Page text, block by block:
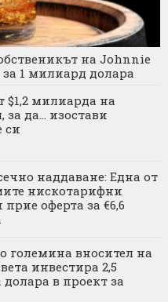
на Johnnie
1 милиард долара
$1,2 милиарда на
да... изостави
си
наддаване: Една от
нискотарифни
оферта за €6,6
големина вносител на
инвестира 2,5
в проект за